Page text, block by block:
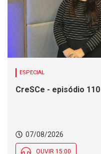
ESPECIAL
CreSCe - episódio
07/08/2026
OUVIR 15:00